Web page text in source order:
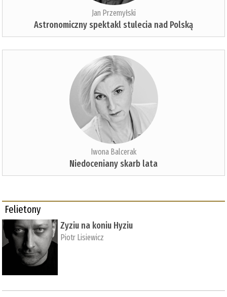
Jan Przemyłski
Astronomiczny spektakl stulecia nad Polską
Iwona Balcerak
Niedoceniany skarb lata
Felietony
Zyziu na koniu Hyziu
Piotr Lisiewicz